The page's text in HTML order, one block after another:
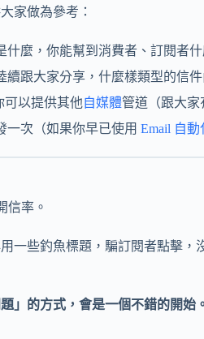
家做為參考：
麼，你能幫到消費者、訂閱者什
跟大家分享，什麼樣類型的信
可以提供其他自媒體管道（跟大家
一次（如果你早已使用 Email 自
信率。
一些釣魚標題，騙訂閱者點擊
」的方式，會是一個不錯的開始。